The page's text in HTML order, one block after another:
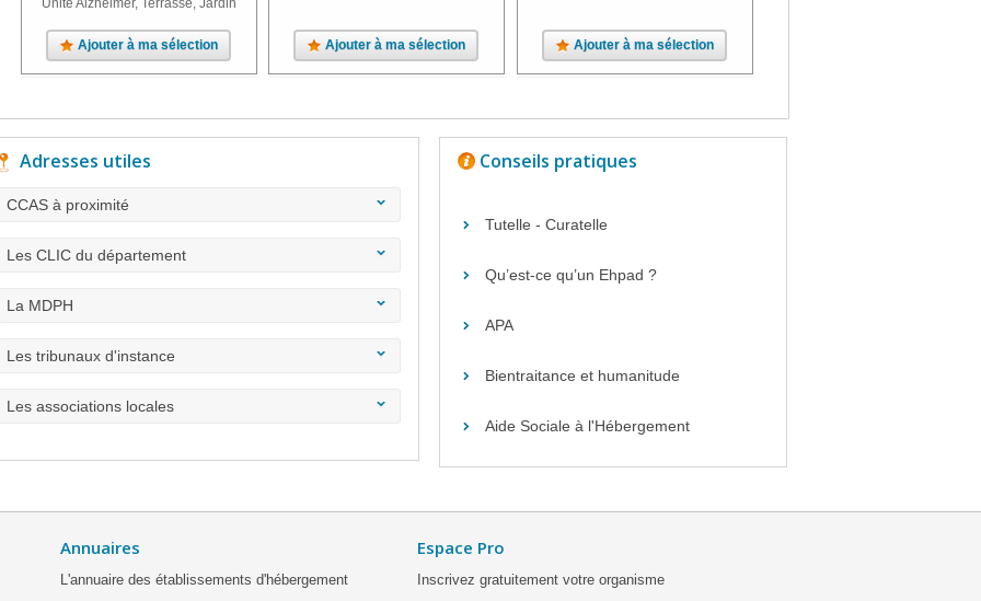
Unité Alzheimer, Terrasse, Jardin
Ajouter à ma sélection Ajouter à ma sélection Ajouter à ma sélection
Adresses utiles
CCAS à proximité
Les CLIC du département
La MDPH
Les tribunaux d'instance
Les associations locales
Conseils pratiques
Tutelle - Curatelle
Qu’est-ce qu’un Ehpad ?
APA
Bientraitance et humanitude
Aide Sociale à l'Hébergement
Annuaires
L'annuaire des établissements d'hébergement
Espace Pro
Inscrivez gratuitement votre organisme